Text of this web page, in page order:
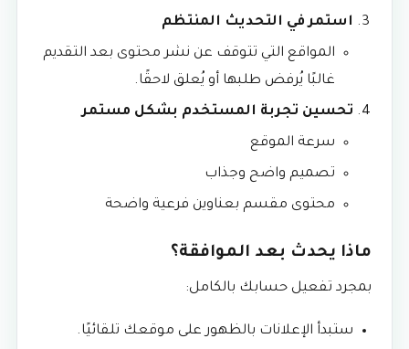
استمر في التحديث المنتظم
المواقع التي تتوقف عن نشر محتوى بعد التقديم
غالبًا يُرفض طلبها أو يُعلق لاحقًا.
تحسين تجربة المستخدم بشكل مستمر
سرعة الموقع
تصميم واضح وجذاب
محتوى مقسم بعناوين فرعية واضحة
ماذا يحدث بعد الموافقة؟
بمجرد تفعيل حسابك بالكامل:
ستبدأ الإعلانات بالظهور على موقعك تلقائيًا.